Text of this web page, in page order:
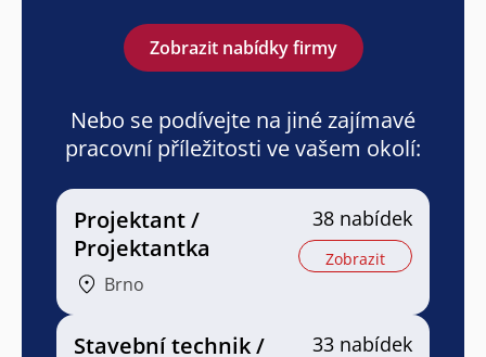
Zobrazit nabídky firmy
Nebo se podívejte na jiné zajímavé
pracovní příležitosti ve vašem okolí:
Projektant /
Projektantka
Brno
38 nabídek
Zobrazit
Stavební technik /
33 nabídek